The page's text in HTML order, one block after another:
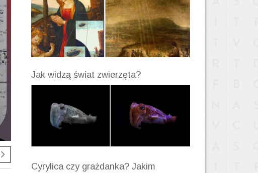
Jak widzą świat zwierzęta?
Cyrylica czy grażdanka? Jakim